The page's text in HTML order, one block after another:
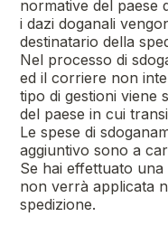
normative del paese
i dazi doganali
destinatario della
Nel processo di
ed il corriere non
tipo di gestioni viene
del paese in cui
Le spese di
aggiuntivo sono a
Se hai effettuato
non verrà applicata
spedizione.